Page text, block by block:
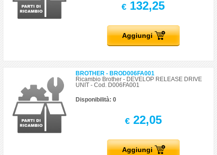
€ 132,25
Aggiungi
BROTHER - BROD006FA001
Ricambio Brother - DEVELOP RELEASE DRIVE
UNIT - Cod. D006FA001
Disponibilità: 0
€22,05
Aggiungi